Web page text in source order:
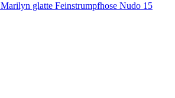
Marilyn glatte Feinstrumpfhose Nudo 15